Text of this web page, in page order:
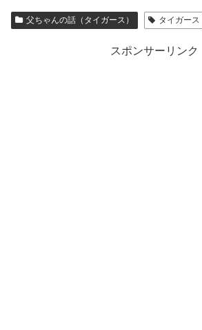
父ちゃんの話（タイガース） タイガース
スポンサーリンク